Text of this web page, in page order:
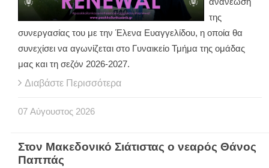
της
συνεργασίας του με την Έλενα Ευαγγελίδου, η οποία θα
συνεχίσει να αγωνίζεται στο Γυναικείο Τμήμα της ομάδας
μας και τη σεζόν 2026-2027.
Διαβάστε Περισσότερα
07 Αύγουστος 2026
Στον Μακεδονικό Σιάτιστας ο νεαρός Θάνος
Παππάς